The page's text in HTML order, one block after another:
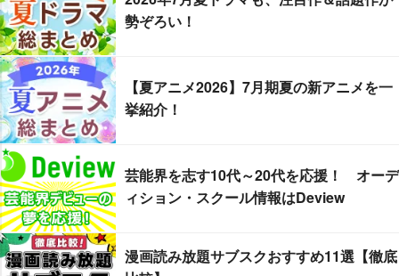
勢ぞろい！
【夏アニメ2026】7月期夏の新アニメを一
挙紹介！
芸能界を志す10代～20代を応援！ オーデ
ィション・スクール情報はDeview
漫画読み放題サブスクおすすめ11選【徹底